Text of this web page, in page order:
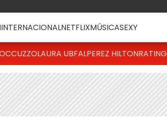
INTERNACIONALNETFLIXMÚSICASEXY
LAURA UBFALPEREZ HILTONRATING